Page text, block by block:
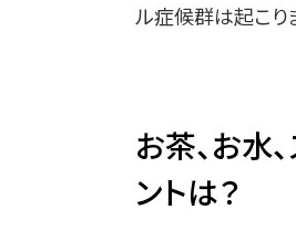
ル症候群は起こり
お茶、お水
ントは？